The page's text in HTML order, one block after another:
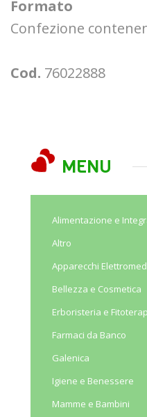
Formato
Confezione
Cod. 76022888
MENU
Alimentazione e
Altro
Apparecchi
Bellezza e Cosmetica
Erboristeria e
Farmaci da Banco
Galenica
Igiene e Benessere
Mamme e Bambini